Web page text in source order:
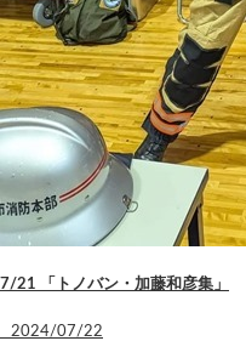
7/21 「トノバン・加藤和彦集」
2024/07/22